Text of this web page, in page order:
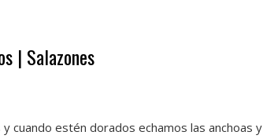
| Salazones
cuando estén dorados echamos las anchoas y